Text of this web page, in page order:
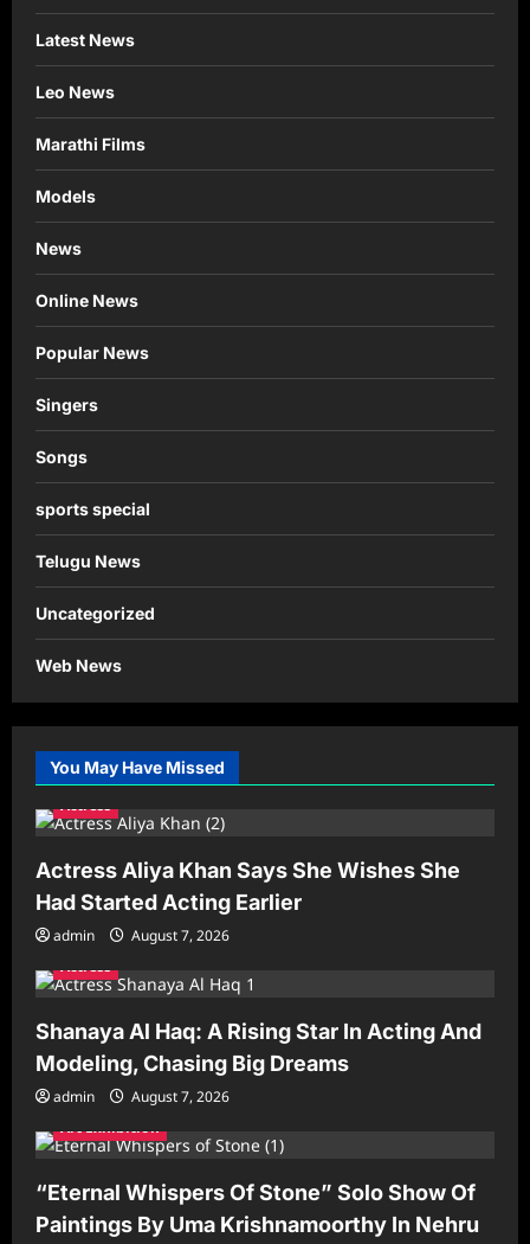
Latest News
Leo News
Marathi Films
Models
News
Online News
Popular News
Singers
Songs
sports special
Telugu News
Uncategorized
Web News
You May Have Missed
Actress
Actress Aliya Khan Says She Wishes She
Had Started Acting Earlier
admin
August 7, 2026
Actress
Shanaya Al Haq: A Rising Star In Acting And
Modeling, Chasing Big Dreams
admin
August 7, 2026
Art Exhibition
“Eternal Whispers Of Stone” Solo Show Of
Paintings By Uma Krishnamoorthy In Nehru